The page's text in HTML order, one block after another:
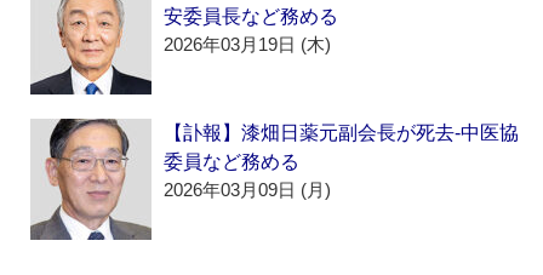
安委員長など務める
2026年03月19日 (木)
【訃報】漆畑日薬元副会長が死去‐中医協
委員など務める
2026年03月09日 (月)